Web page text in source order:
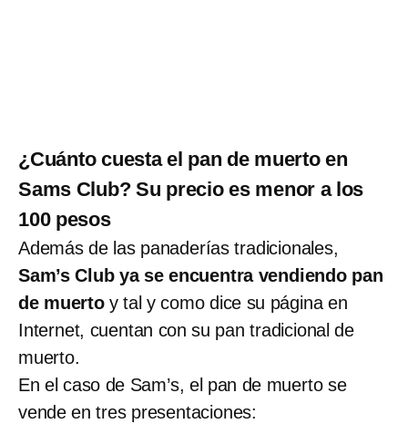
¿Cuánto cuesta el pan de muerto en
Sams Club? Su precio es menor a los
100 pesos
Además de las panaderías tradicionales,
Sam’s Club ya se encuentra vendiendo pan
de muertoy tal y como dice su página en
Internet, cuentan con su pan tradicional de
muerto.
En el caso de Sam’s, el pan de muerto se
vende en tres presentaciones: